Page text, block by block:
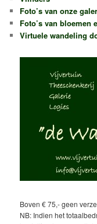
Foto’s van onze
Foto’s van bloemen
Virtuele wandeling
Boven € 75,- geen
NB: Indien het